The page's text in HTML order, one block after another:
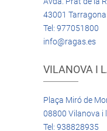
43001 Tarragona
Tel: 977051800
info@ragas.es
VILANOVA I
Plaça Miró de
08800 Vilanova i
Tel: 938828935